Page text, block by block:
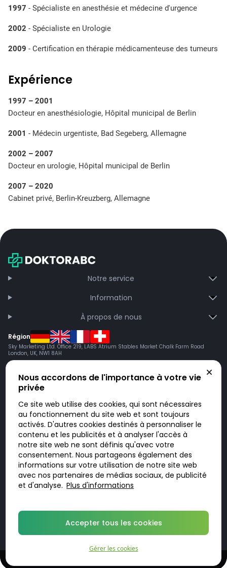
1997 - Spécialiste en anesthésie et médecine d'urgence
2002 - Spécialiste en Urologie
2009 - Certification en thérapie médicamenteuse des tumeurs
Expérience
1997 – 2001
Docteur en anesthésiologie, Hôpital municipal de Berlin
2001 - Médecin urgentiste, Bad Segeberg, Allemagne
2002 – 2007
Docteur en urologie, Hôpital municipal de Berlin
2007 – 2020
Cabinet privé, Berlin-Kreuzberg, Allemagne
Notre service
Information
À propos de nous
Région
Sky Marketing Ltd. Office 219, LABS Atrium Stables Market Chalk Farm Road
London, UK, NW1 8AH
Doktorabc.com est une plateforme de mise en relation et n’est pas une
pharmacie en ligne. Nous ne vendons ni ne livrons de médicaments ou
autres produits. Les informations sur les produits, médicaments et prix
n’ont pas valeur d’offre. Vous êtes responsable du respect des lois en
vigueur dans votre pays. L’utilisation du site se fait à vos risques et sous
votre responsabilité. Vous visitez et utilisez ce site de votre propre
initiative.
Nous accordons de l'importance à votre vie
privée
Ce site web utilise des cookies, qui sont nécessaires
au fonctionnement du site web et sont toujours
activés. D'autres cookies destinés à personnaliser le
contenu et les publicités et à analyser l'accès à
notre site web ne sont définis qu'avec votre
consentement. Nous partageons également des
informations sur votre utilisation de notre site web
avec nos partenaires de médias sociaux, de publicité
et d'analyse. Plus d'informations
Accepter tous les cookies
Gérer les cookies